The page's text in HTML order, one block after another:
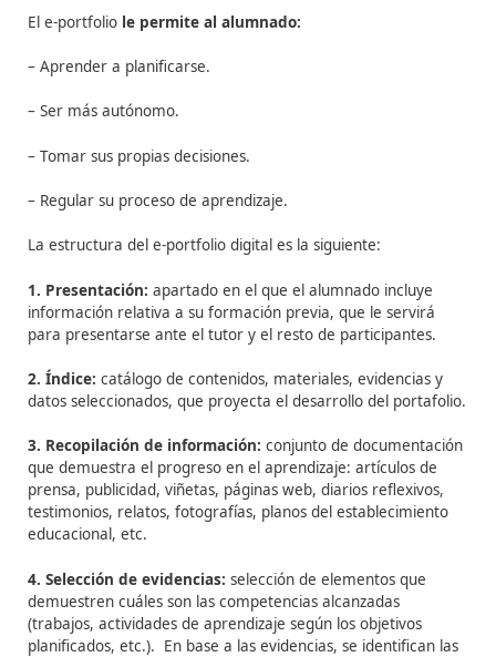
SegúnSchulman(1999), se trata de dossiers donde el
alumnado va depositando sus trabajos,
experiencias, de acuerdo con un objetivo delimitado y
diálogo y la reflexi
portfolio, el personal docente puede ir evaluando a
participante y acompañarlo así durante todo el
aprendizaje.
El e-portfoliole permite al alumnado:
– Aprender a planificarse.
– Tomar sus propias decisiones.
– Regular su proceso de aprendizaje.
Laestructuradele-portfolio digital es la siguiente:
1. Presentación: apartado en el que el alumnado
información relativa a su formación previa, que le
para presentarse ante el tutor y el resto de